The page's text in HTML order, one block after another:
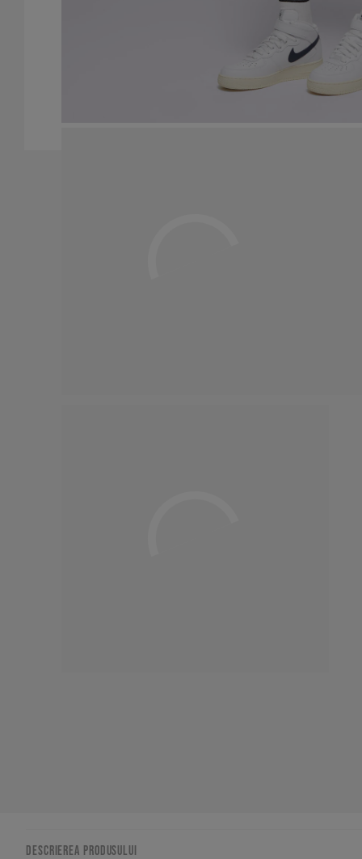
DESCRIEREA PRODUSULUI